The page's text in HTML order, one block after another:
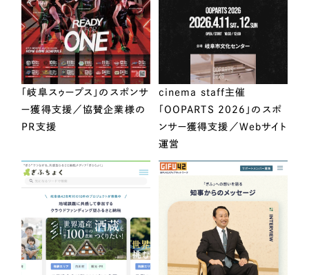
「岐阜スゥープス」のスポンサ
ー獲得支援／協賛企業様の
PR支援
cinema staff主催
「OOPARTS 2026」のスポ
ンサー獲得支援／Webサイト
運営